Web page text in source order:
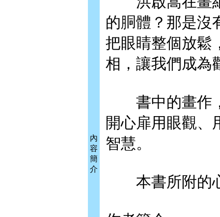
內
容
簡
介
的胴體？那是沒
把眼睛整個放鬆
相，讓我們成為
書中的畫作，
開心扉用眼觀、
智慧。
本書所附的心